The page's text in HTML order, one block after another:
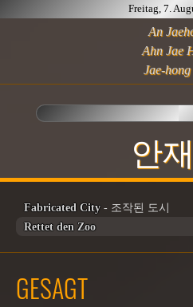
Freitag, 7.
안
An
Ahn Jae
Jae-
Fabricated City - 조작된 도시
Rettet den Zoo
GESAGT